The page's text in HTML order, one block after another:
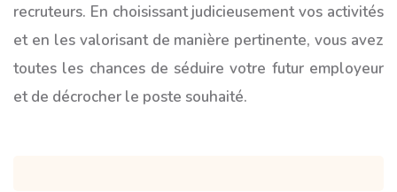
recruteurs. En choisissant judicieusement vos activités
et en les valorisant de manière pertinente, vous avez
toutes les chances de séduire votre futur employeur
et de décrocher le poste souhaité.